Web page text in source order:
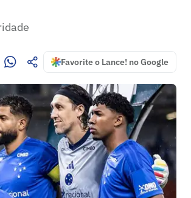
Favorite o Lance! no Google